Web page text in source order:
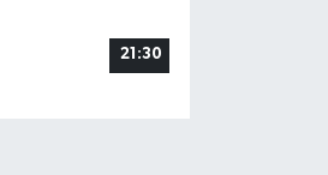
21:30